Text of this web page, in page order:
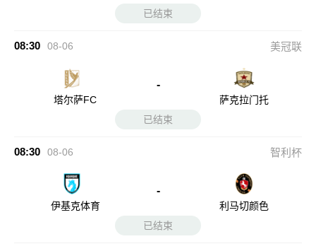
已结束
08:30 08-06 美冠联
塔尔萨FC
-
萨克拉门托
已结束
08:30 08-06 智利杯
伊基克体育
-
利马切颜色
已结束